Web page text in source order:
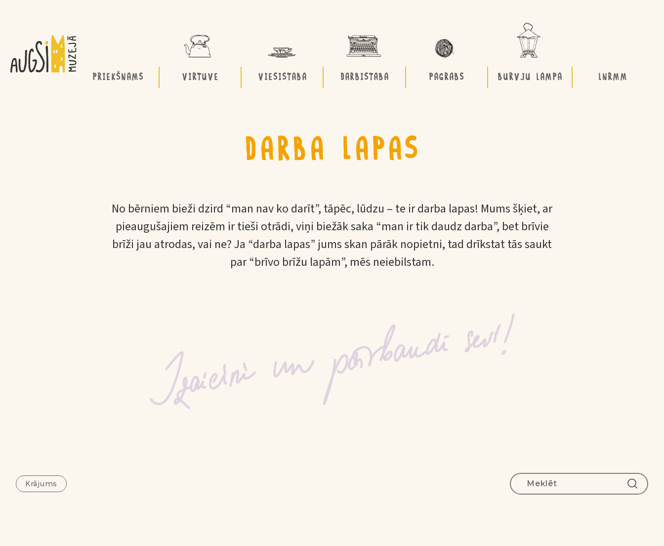
PRIEKŠNAMS VIRTUVE VIESISTABA DARBISTABA PAGRABS BURVJU LAMPA LNRMM
DARBA LAPAS
No bērniem bieži dzird “man nav ko darīt”, tāpēc, lūdzu – te ir darba lapas! Mums šķiet, ar
pieaugušajiem reizēm ir tieši otrādi, viņi biežāk saka “man ir tik daudz darba”, bet brīvie
brīži jau atrodas, vai ne? Ja “darba lapas” jums skan pārāk nopietni, tad drīkstat tās saukt
par “brīvo brīžu lapām”, mēs neiebilstam.
Krājums